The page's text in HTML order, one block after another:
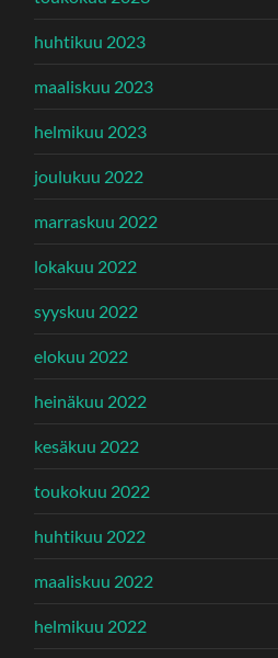
huhtikuu 2023
maaliskuu 2023
helmikuu 2023
joulukuu 2022
marraskuu 2022
lokakuu 2022
syyskuu 2022
elokuu 2022
heinäkuu 2022
kesäkuu 2022
toukokuu 2022
huhtikuu 2022
maaliskuu 2022
helmikuu 2022